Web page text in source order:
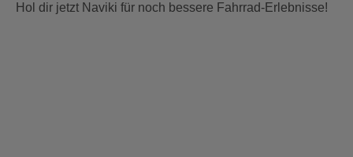
Hol dir jetzt Naviki für noch bessere Fahrrad-Erlebnisse!